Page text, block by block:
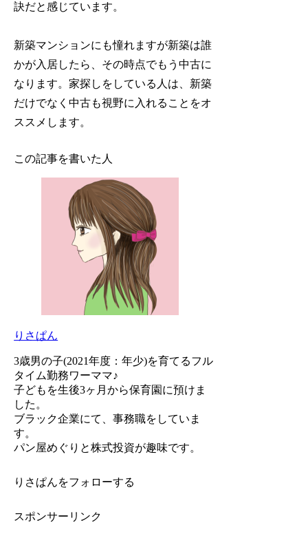
訣だと感じています。
新築マンションにも憧れますが新築は誰
かが入居したら、その時点でもう中古に
なります。家探しをしている人は、新築
だけでなく中古も視野に入れることをオ
ススメします。
この記事を書いた人
りさぱん
3歳男の子(2021年度：年少)を育てるフル
タイム勤務ワーママ♪
子どもを生後3ヶ月から保育園に預けま
した。
ブラック企業にて、事務職をしていま
す。
パン屋めぐりと株式投資が趣味です。
りさぱんをフォローする
スポンサーリンク